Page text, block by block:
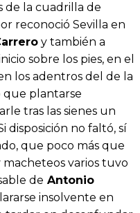
de la cuadrilla de
reconoció Sevilla en
y también a
sobre los pies, en el
los adentros del de la
que plantarse
tras las sienes un
disposición no faltó, sí
que poco más que
varios tuvo
de Antonio
insolvente en